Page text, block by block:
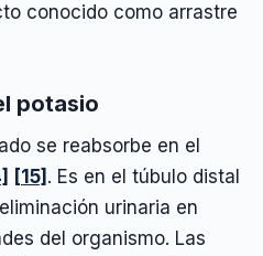
conocido como arrastre
potasio
se reabsorbe en el
[15] . Es en el túbulo distal
urinaria en
del organismo. Las